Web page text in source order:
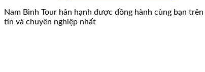
Nam Bình Tour hân hạnh được đồng hành cùng bạn
tín và chuyên nghiệp nhất